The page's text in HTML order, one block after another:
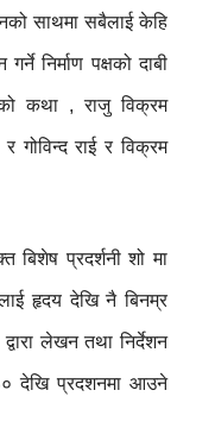
साथमा सबैलाई केहि
निर्माण पक्षको दाबी
कथा , राजु विक्रम
गोविन्द राई र विक्रम
बिशेष प्रदर्शनी शो मा
हृदय देखि नै बिनम्र
लेखन तथा निर्देशन
देखि प्रदशनमा आउने